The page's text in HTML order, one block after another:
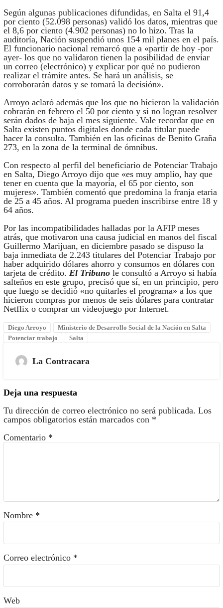
Según algunas publicaciones difundidas, en Salta el 91,4
por ciento (52.098 personas) validó los datos, mientras que
el 8,6 por ciento (4.902 personas) no lo hizo. Tras la
auditoría, Nación suspendió unos 154 mil planes en el país.
El funcionario nacional remarcó que a «partir de hoy -por
ayer- los que no validaron tienen la posibilidad de enviar
un correo (electrónico) y explicar por qué no pudieron
realizar el trámite antes. Se hará un análisis, se
corroborarán datos y se tomará la decisión».
Arroyo aclaró además que los que no hicieron la validación
cobrarán en febrero el 50 por ciento y si no logran resolver
serán dados de baja el mes siguiente. Vale recordar que en
Salta existen puntos digitales donde cada titular puede
hacer la consulta. También en las oficinas de Benito Graña
273, en la zona de la terminal de ómnibus.
Con respecto al perfil del beneficiario de Potenciar Trabajo
en Salta, Diego Arroyo dijo que «es muy amplio, hay que
tener en cuenta que la mayoría, el 65 por ciento, son
mujeres». También comentó que predomina la franja etaria
de 25 a 45 años. Al programa pueden inscribirse entre 18 y
64 años.
Por las incompatibilidades halladas por la AFIP meses
atrás, que motivaron una causa judicial en manos del fiscal
Guillermo Marijuan, en diciembre pasado se dispuso la
baja inmediata de 2.243 titulares del Potenciar Trabajo por
haber adquirido dólares ahorro y consumos en dólares con
tarjeta de crédito. El Tribunole consultó a Arroyo si había
salteños en este grupo, precisó que sí, en un principio, pero
que luego se decidió «no quitarles el programa» a los que
hicieron compras por menos de seis dólares para contratar
Netflix o comprar un videojuego por Internet.
Diego Arroyo
Ministerio de Desarrollo Social de la Nación en Salta
Potenciar trabajo
Salta
La Contracara
Deja una respuesta
Tu dirección de correo electrónico no será publicada. Los
campos obligatorios están marcados con *
Comentario *
Nombre *
Correo electrónico *
Web